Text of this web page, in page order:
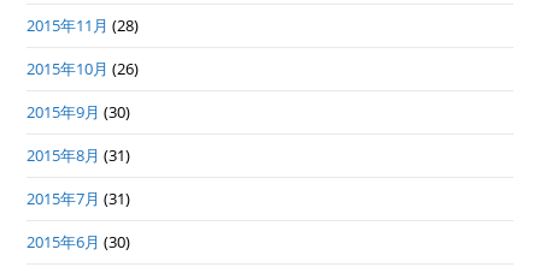
2015年11月 (28)
2015年10月 (26)
2015年9月 (30)
2015年8月 (31)
2015年7月 (31)
2015年6月 (30)